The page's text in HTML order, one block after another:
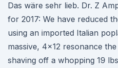
Das wäre sehr lieb. Dr. Z
for 2017: We have reduced
using an imported Italian
massive, 4×12 resonance
shaving off a whopping 19